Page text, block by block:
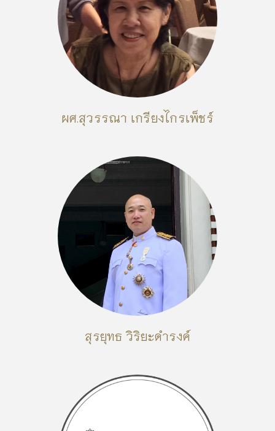
ผศ.สุวรรณา เกรียงไกรเพ็ชร์
สุรยุทธ วิริยะดำรงค์